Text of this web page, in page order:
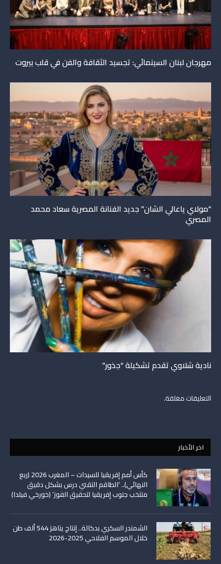
مهرجان لبنان السينمائي: تجسيد الثقافة والفن في قلب بيروت
“مولاي ياعالي الشان” جديد الفنانة المصرية سعاد محمد
المصري
نادية شلاوي تقدم تشكيلة “جذور”
التعليقات مغلقة.
اخر الأخبار
كأس أمم إفريقيا للسيدات – المغرب 2026 (ربع
النهائي).. ‘الطاقم التقني درس بشكل دقيق
منتخب جنوب إفريقيا لتحقيق الفوز’ (خورخي فيلدا)
الشمندر السكري بدكالة.. إنتاج يناهز 544 ألف طن
خلال الموسم الفلاحي 2025-2026